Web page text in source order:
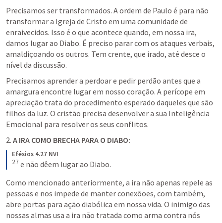
Precisamos ser transformados. A ordem de Paulo é para não
transformar a Igreja de Cristo em uma comunidade de
enraivecidos. Isso é o que acontece quando, em nossa ira,
damos lugar ao Diabo. É preciso parar com os ataques verbais,
amaldiçoando os outros. Tem crente, que irado, até desce o
nível da discussão.
Precisamos aprender a perdoar e pedir perdão antes que a
amargura encontre lugar em nosso coração. A perícope em
apreciação trata do procedimento esperado daqueles que são
filhos da luz. O cristão precisa desenvolver a sua Inteligência
Emocional para resolver os seus conflitos.
2. A IRA COMO BRECHA PARA O DIABO:
Efésios 4.27 NVI
27 e não dêem lugar ao Diabo.
Como mencionado anteriormente, a ira não apenas repele as
pessoas e nos impede de manter conexõoes, com também,
abre portas para ação diabólica em nossa vida. O inimigo das
nossas almas usa a ira não tratada como arma contra nós